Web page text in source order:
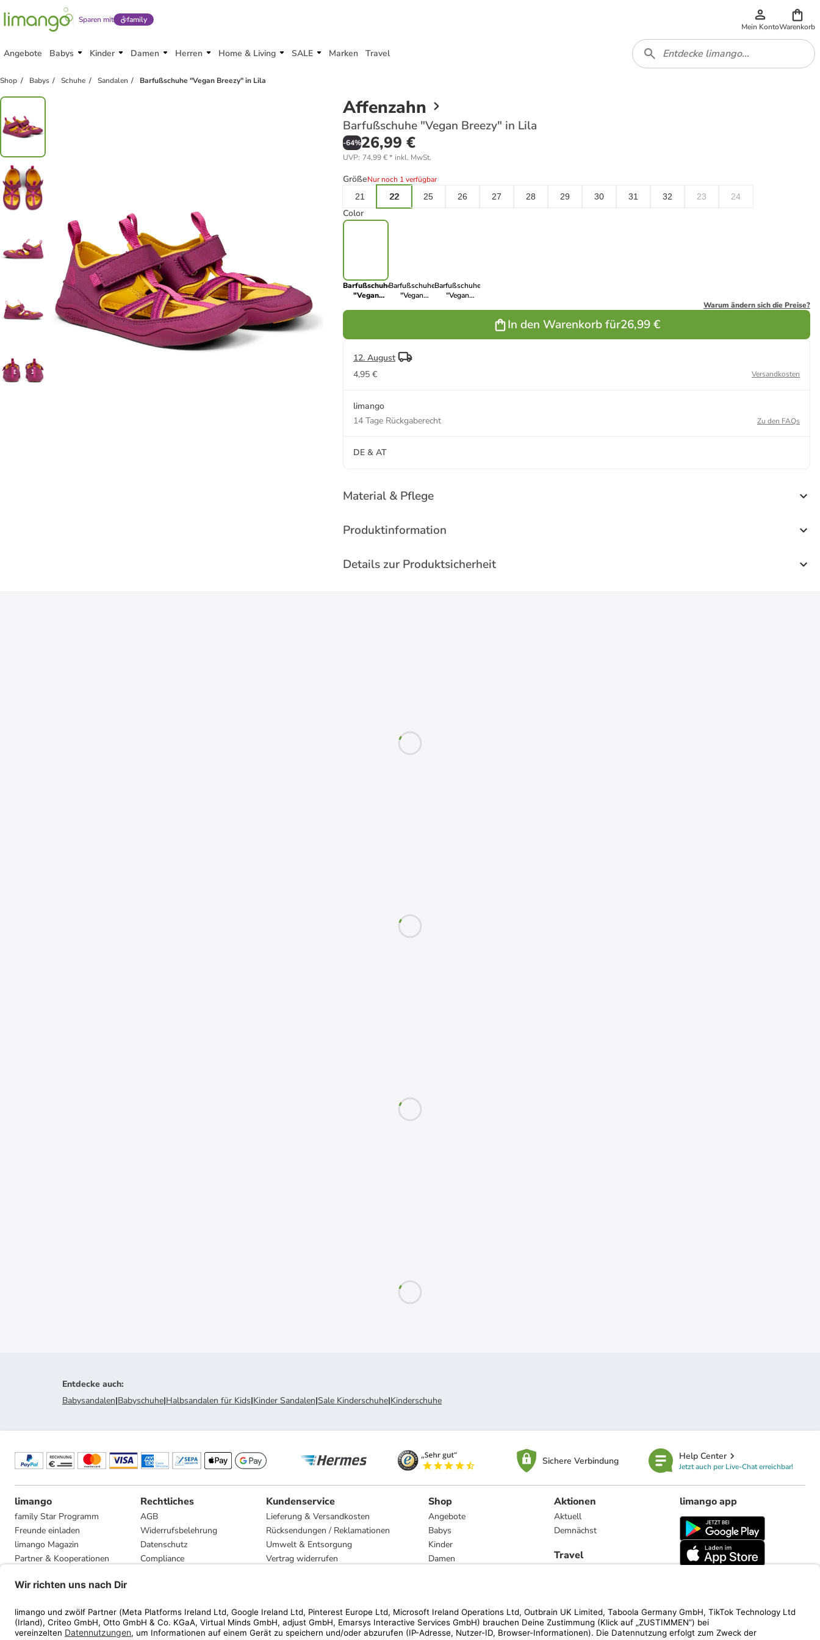
Sparen mit family
Mein KontoWarenkorb
Angebote Babys Kinder Damen Herren Home & Living SALE Marken Travel
Shop Babys Schuhe Sandalen Barfußschuhe "Vegan Breezy" in Lila
Affenzahn
Barfußschuhe "Vegan Breezy" in Lila
-64%26,99 €
UVP: 74,99 €* inkl. MwSt.
GrößeNur noch 1 verfügbar
21
22 25 26 27 28 29 30 31 32 23 24
Color
Barfußschuhe
"Vegan
Barfußschuhe
"Vegan
Barfußschuhe
"Vegan
Warum ändern sich die Preise?
In den Warenkorb für26,99 €
12. August
4,95 €
Versandkosten
limango
14 Tage Rückgaberecht
Zu den FAQs
DE & AT
Material & Pflege
Produktinformation
Details zur Produktsicherheit
Entdecke auch:
Babysandalen|Babyschuhe|Halbsandalen für Kids|Kinder Sandalen|Sale Kinderschuhe|Kinderschuhe
Sichere Verbindung Help Center
Jetzt auch per Live-Chat erreichbar!
limango
family Star Programm
Freunde einladen
limango Magazin
Partner & Kooperationen
Presse
Rechtliches
AGB
Widerrufsbelehrung
Datenschutz
Compliance
Kundenservice
Lieferung & Versandkosten
Rücksendungen / Reklamationen
Umwelt & Entsorgung
Vertrag widerrufen
Shop
Angebote
Babys
Kinder
Damen
Marken
Aktionen
Aktuell
Demnächst
Travel
limango app